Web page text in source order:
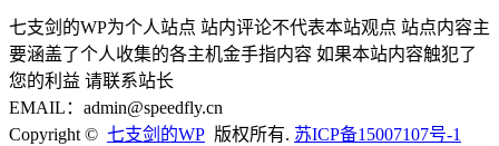
七支剑的WP为个人站点 站内评论不代表本站观点 站点内容主
要涵盖了个人收集的各主机金手指内容 如果本站内容触犯了
您的利益 请联系站长
EMAIL：admin@speedfly.cn
Copyright © 七支剑的WP 版权所有. 苏ICP备15007107号-1